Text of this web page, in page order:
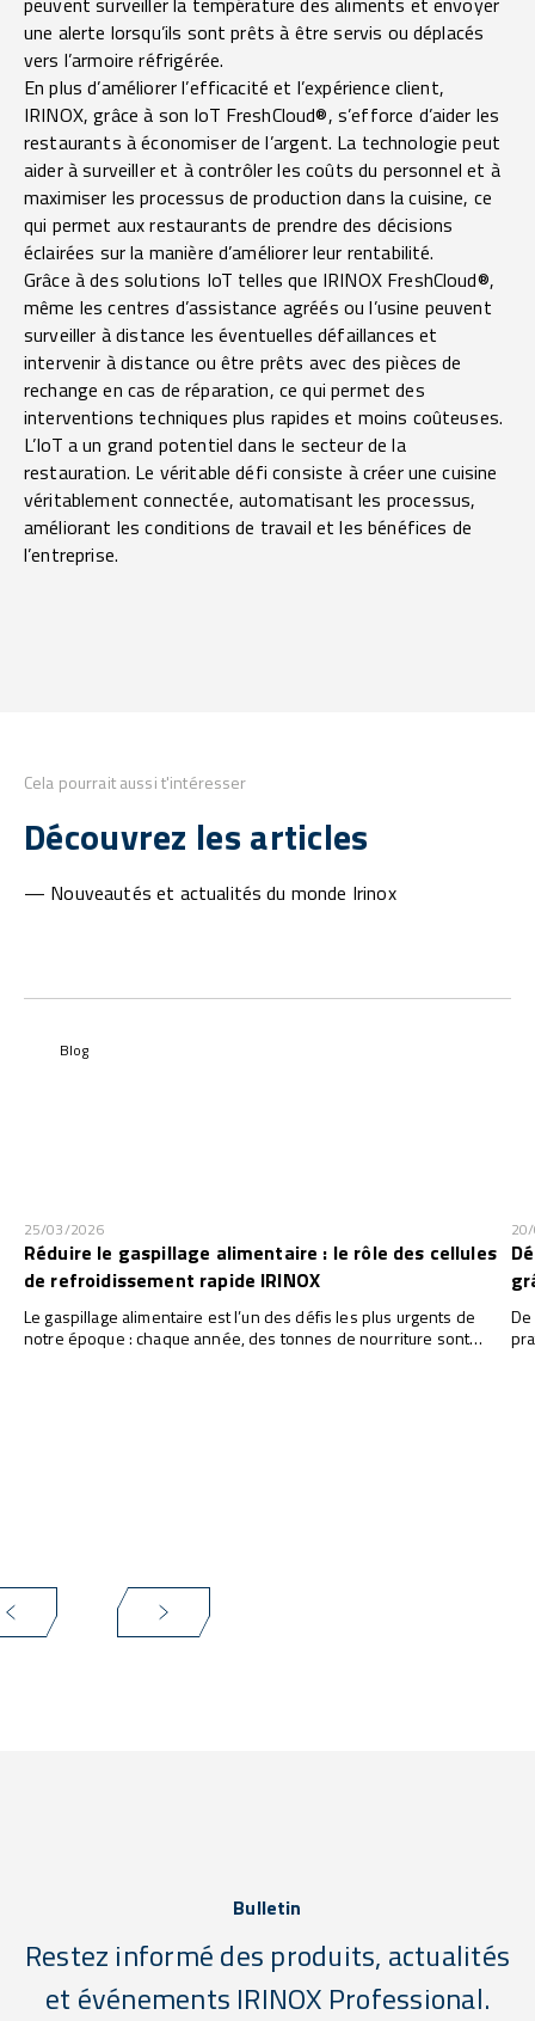
une alerte lorsqu’ils sont prêts à être servis ou déplacés
vers l’armoire réfrigérée.
En plus d’améliorer l’efficacité et l’expérience client,
IRINOX, grâce à son IoT FreshCloud®, s’efforce d’aider les
restaurants à économiser de l’argent. La technologie peut
aider à surveiller et à contrôler les coûts du personnel et à
maximiser les processus de production dans la cuisine, ce
qui permet aux restaurants de prendre des décisions
éclairées sur la manière d’améliorer leur rentabilité.
Grâce à des solutions IoT telles que IRINOX FreshCloud®,
même les centres d’assistance agréés ou l’usine peuvent
surveiller à distance les éventuelles défaillances et
intervenir à distance ou être prêts avec des pièces de
rechange en cas de réparation, ce qui permet des
interventions techniques plus rapides et moins coûteuses.
L’IoT a un grand potentiel dans le secteur de la
restauration. Le véritable défi consiste à créer une cuisine
véritablement connectée, automatisant les processus,
améliorant les conditions de travail et les bénéfices de
l’entreprise.
Cela pourrait aussi t'intéresser
Découvrez les articles
— Nouveautés et actualités du monde Irinox
Blog
25/03/2026
Réduire le gaspillage alimentaire : le rôle des cellules
de refroidissement rapide IRINOX
Le gaspillage alimentaire est l’un des défis les plus urgents de
notre époque : chaque année, des tonnes de nourriture sont
Bulletin
Restez informé des produits, actualités
et événements IRINOX Professional.